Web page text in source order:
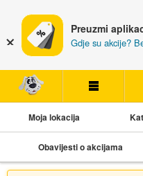
Preuzmi
Gdje su akcije?
Moja lokacija
Obavijesti o akcijama